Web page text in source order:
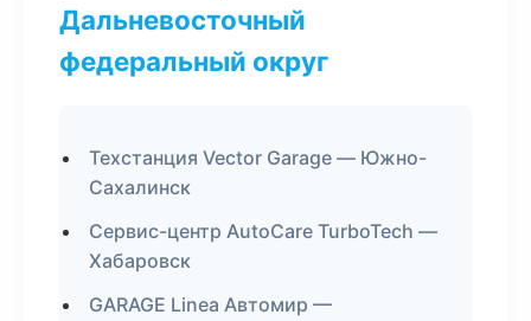
Дальневосточный
федеральный округ
Техстанция Vector Garage — Южно-
Сахалинск
Сервис-центр AutoCare TurboTech —
Хабаровск
GARAGE Linea Автомир —